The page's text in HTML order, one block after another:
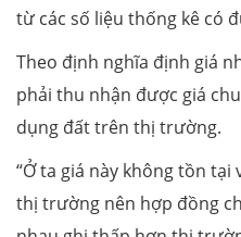
từ các số liệu thống kê có
Theo định nghĩa định giá
phải thu nhận được giá
dụng đất trên thị trường.
“Ở ta giá này không tồn
thị trường nên hợp đồng